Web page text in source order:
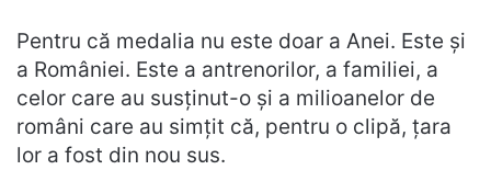
Pentru că medalia nu este doar a Anei. Este și
a României. Este a antrenorilor, a familiei, a
celor care au susținut-o și a milioanelor de
români care au simțit că, pentru o clipă, țara
lor a fost din nou sus.